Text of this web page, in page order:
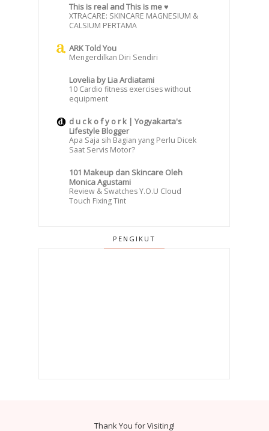
This is real and This is me ♥
XTRACARE: SKINCARE MAGNESIUM &
CALSIUM PERTAMA
ARK Told You
Mengerdilkan Diri Sendiri
Lovelia by Lia Ardiatami
10 Cardio fitness exercises without
equipment
d u c k o f y o r k | Yogyakarta's
Lifestyle Blogger
Apa Saja sih Bagian yang Perlu Dicek
Saat Servis Motor?
101 Makeup dan Skincare Oleh
Monica Agustami
Review & Swatches Y.O.U Cloud
Touch Fixing Tint
PENGIKUT
Thank You for Visiting!